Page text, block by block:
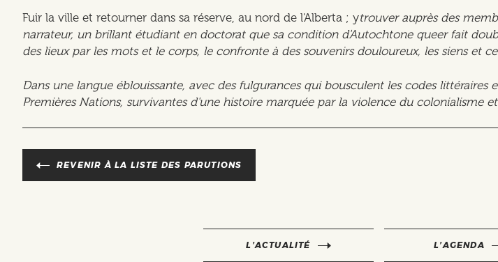
Fuir la ville et retourner dans sa réserve, au nord de l'Alberta ; ytrouver auprès des
narrateur, un brillant étudiant en doctorat que sa condition d'Autochtone queer fait
des lieux par les mots et le corps, le confronte à des souvenirs douloureux, les siens et
Dans une langue éblouissante, avec des fulgurances qui bousculent les codes
Premières Nations, survivantes d'une histoire marquée par la violence du colonialisme
REVENIR À LA LISTE DES PARUTIONS
L’ACTUALITÉ L’AGENDA